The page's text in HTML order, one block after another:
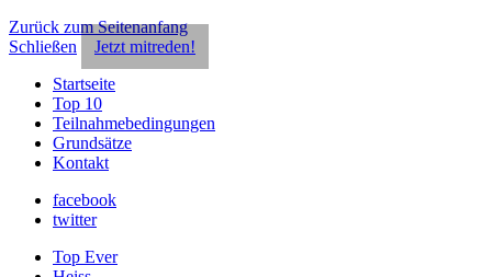
Zurück zum Seitenanfang
Schließen
Jetzt mitreden!
Startseite
Top 10
Teilnahmebedingungen
Grundsätze
Kontakt
facebook
twitter
Top Ever